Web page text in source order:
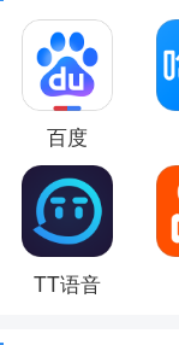
百度
TT语音